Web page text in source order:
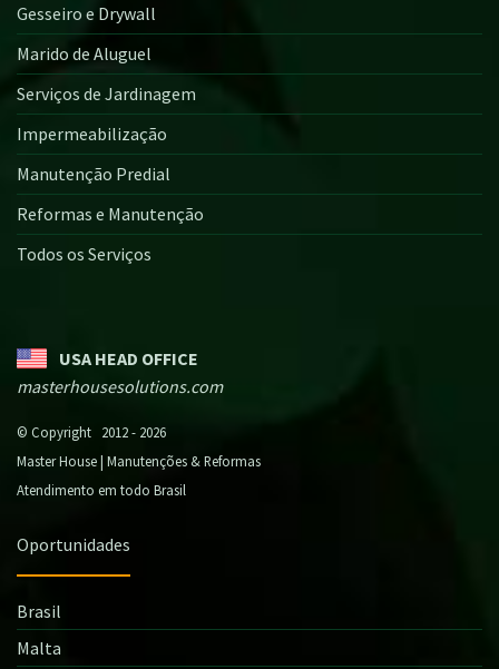
Gesseiro e Drywall
Marido de Aluguel
Serviços de Jardinagem
Impermeabilização
Manutenção Predial
Reformas e Manutenção
Todos os Serviços
USA HEAD OFFICE
masterhousesolutions.com
© Copyright 2012 - 2026
Master House | Manutenções & Reformas
Atendimento em todo Brasil
Oportunidades
Brasil
Malta